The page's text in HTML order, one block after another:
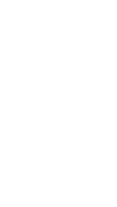
内协同性"的平衡，避免盲目